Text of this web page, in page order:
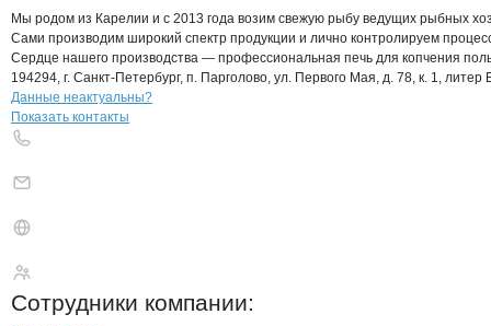
Мы родом из Карелии и с 2013 года возим свежую рыбу ведущих рыбных
Сами производим широкий спектр продукции и лично контролируем
Сердце нашего производства — профессиональная печь для копчения
194294, г. Санкт-Петербург, п. Парголово, ул. Первого Мая, д. 78, к. 1,
Контактыкомпании
+7(800)000-00-..
Данные неактуальны?
Показать контакты
Сотрудники компании: